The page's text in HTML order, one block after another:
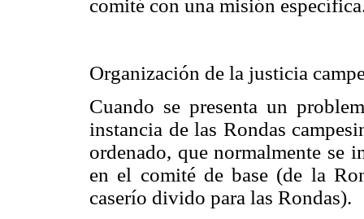
comité con una misión
Organización de la justicia
Cuando se presenta un
instancia de las Rondas
ordenado, que normalmente se
en el comité de base (de la
caserío divido para las Rondas).